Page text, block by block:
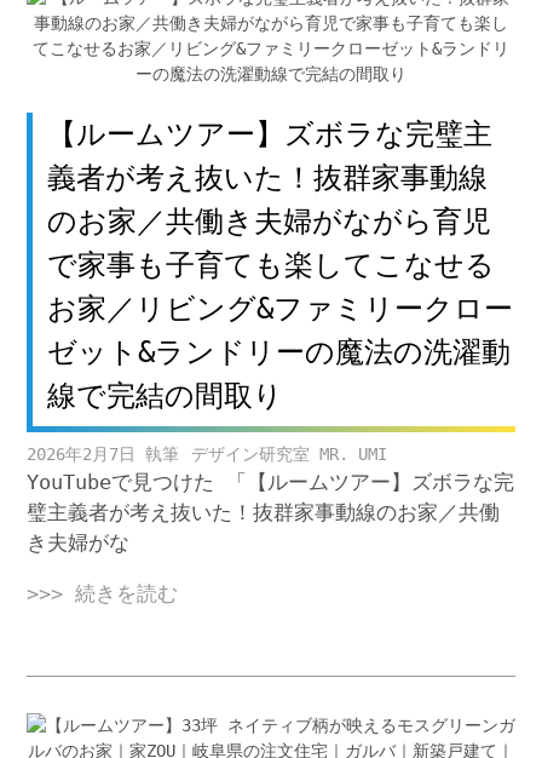
【ルームツアー】ズボラな完璧主
義者が考え抜いた！抜群家事動線
のお家／共働き夫婦がながら育児
で家事も子育ても楽してこなせる
お家／リビング&ファミリークロー
ゼット&ランドリーの魔法の洗濯動
線で完結の間取り
2026年2月7日 デザイン研究室 MR. UMI
YouTubeで見つけた 「【ルームツアー】ズボラな完
璧主義者が考え抜いた！抜群家事動線のお家／共働
き夫婦がな
>>> 続きを読む